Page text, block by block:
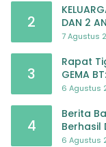
2
DAN 2
JULI
7 Agustus
3
Rapat
GEMA
6 Agustus
4
Berita
Berhasil
6 Agustus